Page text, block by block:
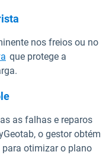
nos freios ou no
que protege a
as falhas e reparos
o gestor obtém
otimizar o plano